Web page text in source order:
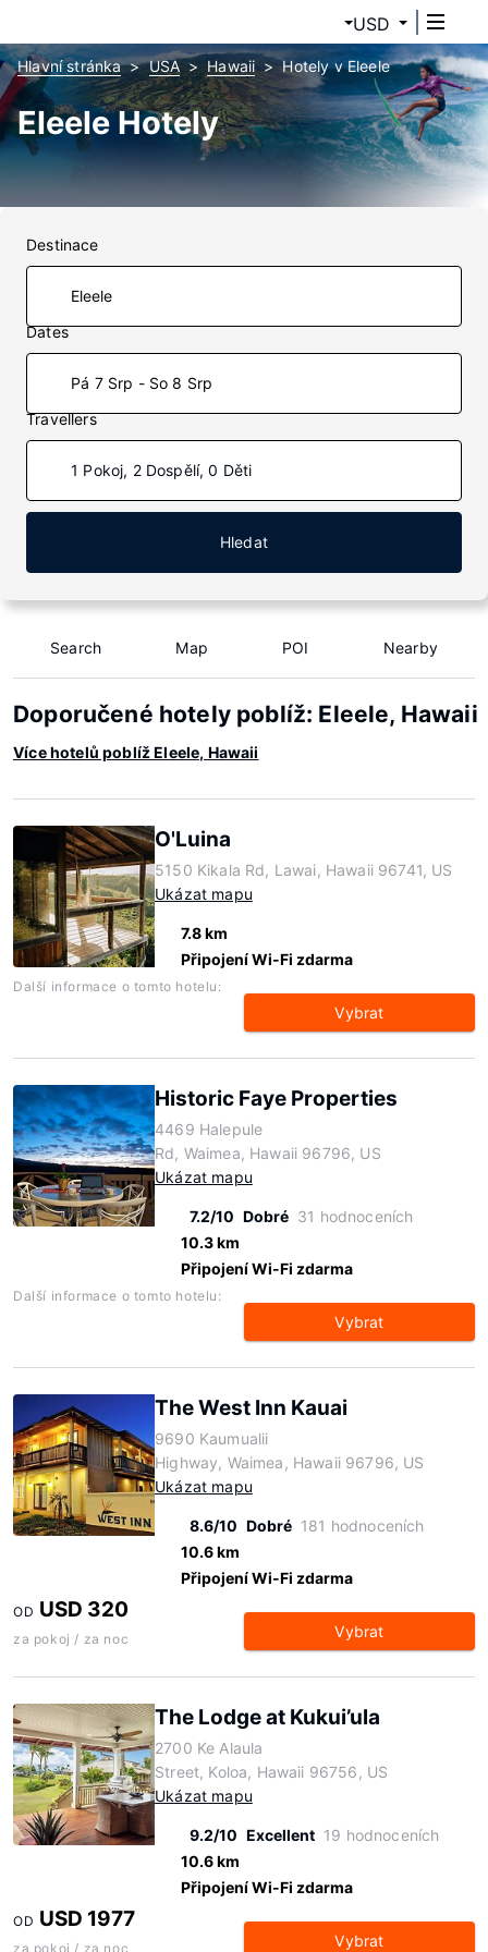
USD
Hlavní stránka USA Hawaii Hotely v Eleele
Eleele Hotely
Destinace
Dates
Pá 7 Srp - So 8 Srp
Travellers
1 Pokoj, 2 Dospělí, 0 Děti
Hledat
Search Map POI Nearby
Doporučené hotely poblíž: Eleele, Hawaii
Více hotelů poblíž Eleele, Hawaii
O'Luina
5150 Kikala Rd, Lawai, Hawaii 96741, US
Ukázat mapu
7.8 km
Připojení Wi-Fi zdarma
Další informace o tomto hotelu:
Vybrat
Historic Faye Properties
4469 Halepule
Rd, Waimea, Hawaii 96796, US
Ukázat mapu
7.2/10 Dobré 31 hodnoceních
10.3 km
Připojení Wi-Fi zdarma
Další informace o tomto hotelu:
Vybrat
The West Inn Kauai
9690 Kaumualii
Highway, Waimea, Hawaii 96796, US
Ukázat mapu
8.6/10 Dobré 181 hodnoceních
10.6 km
Připojení Wi-Fi zdarma
OD USD 320
za pokoj / za noc Vybrat
The Lodge at Kukui’ula
2700 Ke Alaula
Street, Koloa, Hawaii 96756, US
Ukázat mapu
9.2/10 Excellent 19 hodnoceních
10.6 km
Připojení Wi-Fi zdarma
OD USD 1977
za pokoj / za noc Vybrat